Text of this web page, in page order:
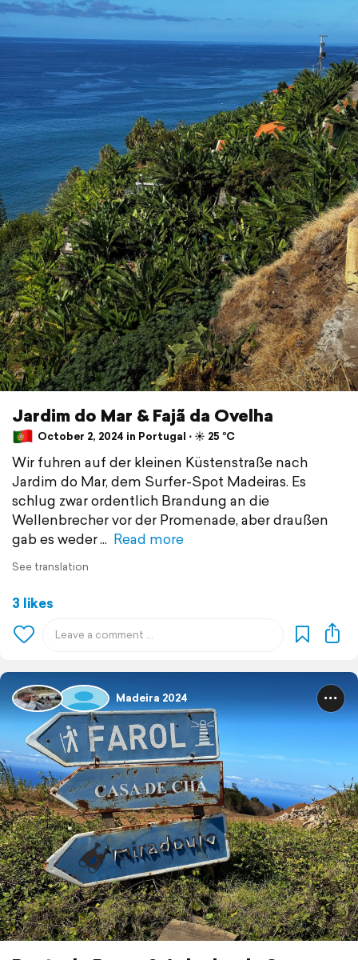
Jardim do Mar & Fajã da Ovelha
October 2, 2024 in Portugal ⋅ ☀️ 25 °C
Wir fuhren auf der kleinen Küstenstraße nach
Jardim do Mar, dem Surfer-Spot Madeiras. Es
schlug zwar ordentlich Brandung an die
Wellenbrecher vor der Promenade, aber draußen
gab es weder
Read more
See translation
3 likes
Madeira 2024